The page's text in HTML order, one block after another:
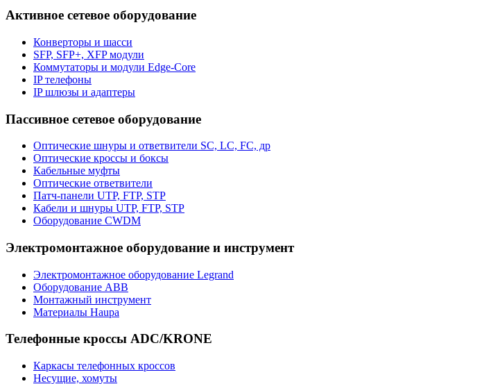
Активное сетевое оборудование
Конверторы и шасси
SFP, SFP+, XFP модули
Коммутаторы и модули Edge-Core
IP телефоны
IP шлюзы и адаптеры
Пассивное сетевое оборудование
Оптические шнуры и ответвители SC, LC, FC, др
Оптические кроссы и боксы
Кабельные муфты
Оптические ответвители
Патч-панели UTP, FTP, STP
Кабели и шнуры UTP, FTP, STP
Оборудование CWDM
Электромонтажное оборудование и инструмент
Электромонтажное оборудование Legrand
Оборудование ABB
Монтажный инструмент
Материалы Haupa
Телефонные кроссы ADC/KRONE
Каркасы телефонных кроссов
Несущие, хомуты